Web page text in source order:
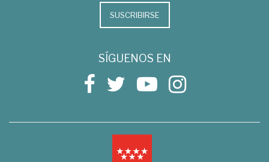
SUSCRIBIRSE
SÍGUENOS EN